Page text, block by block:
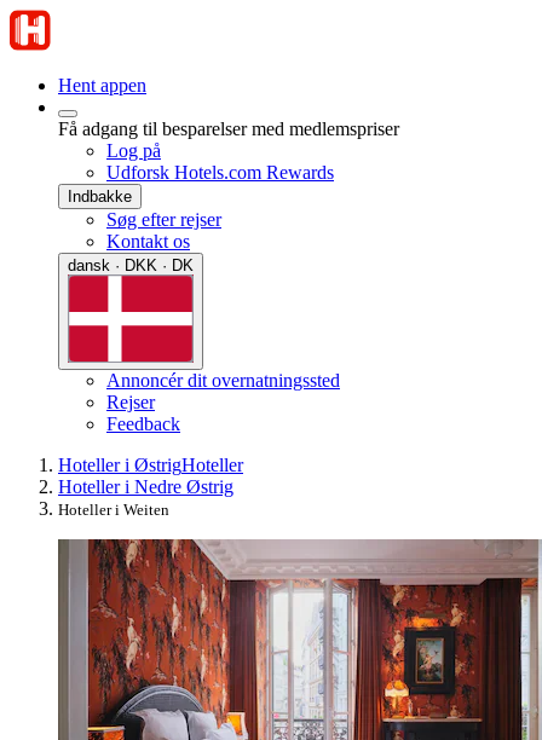
Hent appen
Få adgang til besparelser med medlemspriser
Log på
Udforsk Hotels.com Rewards
Indbakke
Søg efter rejser
Kontakt os
dansk · DKK · DK
Annoncér dit overnatningssted
Rejser
Feedback
Hoteller i ØstrigHoteller
Hoteller i Nedre Østrig
Hoteller i Weiten